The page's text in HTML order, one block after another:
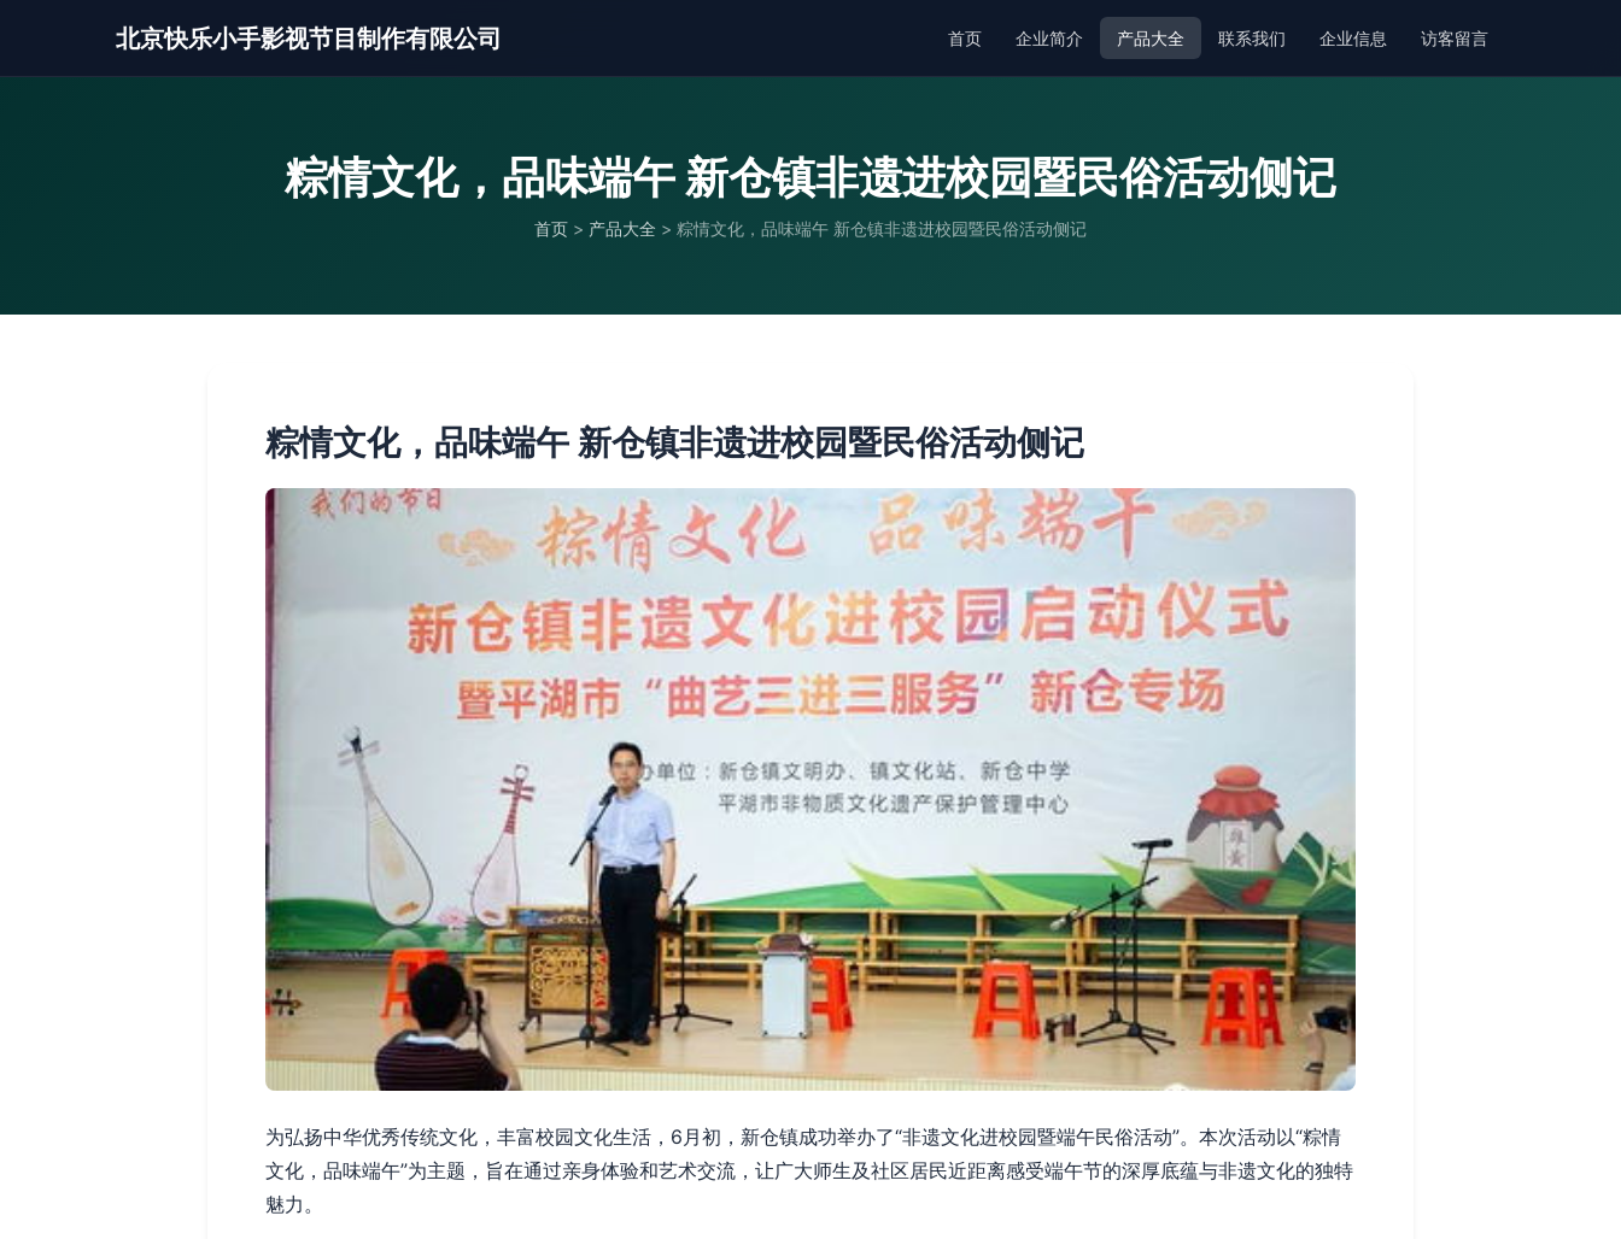
北京快乐小手影视节目制作有限公司 首页 企业简介 产品大全 联系我们 企业信息 访客留言
粽情文化，品味端午 新仓镇非遗进校园暨民俗活动侧记
首页 > 产品大全 > 粽情文化，品味端午 新仓镇非遗进校园暨民俗活动侧记
粽情文化，品味端午 新仓镇非遗进校园暨民俗活动侧记
为弘扬中华优秀传统文化，丰富校园文化生活，6月初，新仓镇成功举办了“非遗文化进校园暨端午民俗活动”。本次活动以“粽情
文化，品味端午”为主题，旨在通过亲身体验和艺术交流，让广大师生及社区居民近距离感受端午节的深厚底蕴与非遗文化的独特
魅力。